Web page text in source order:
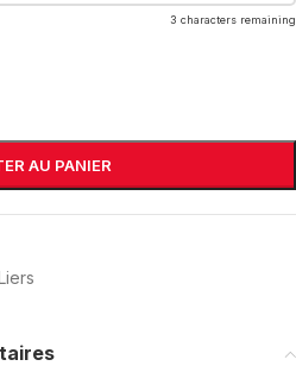
3 characters remaining
AU PANIER